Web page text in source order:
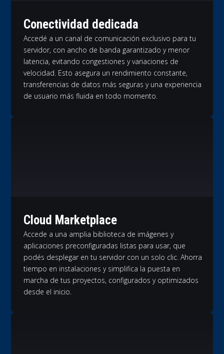
Conectividad dedicada
Accedé a un canal de comunicación exclusivo para tu
servidor, con ancho de banda garantizado y menor
latencia, evitando congestiones y variaciones de
velocidad. Esto asegura un rendimiento constante,
transferencias de datos más seguras y una experiencia
de usuario más fluida en todo momento.
Cloud Marketplace
Accede a una amplia biblioteca de imágenes y
aplicaciones preconfiguradas listas para usar, que
podés desplegar en tu servidor con un solo clic. Ahorra
tiempo en instalaciones y simplifica la puesta en
marcha de tus proyectos, configurados y optimizados
desde el inicio.